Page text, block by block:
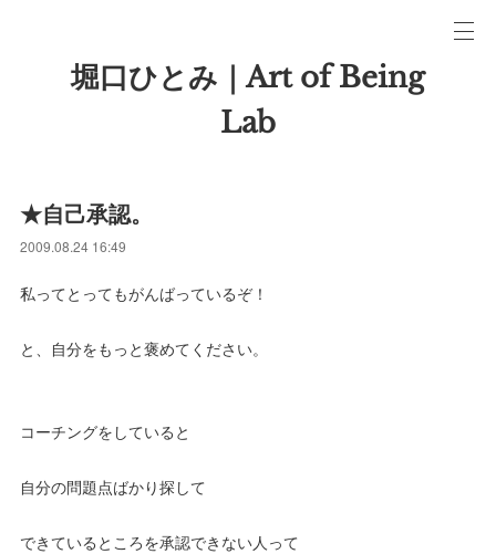
堀口ひとみ｜Art of Being
Lab
★自己承認。
2009.08.24 16:49
私ってとってもがんばっているぞ！
と、自分をもっと褒めてください。
コーチングをしていると
自分の問題点ばかり探して
できているところを承認できない人って